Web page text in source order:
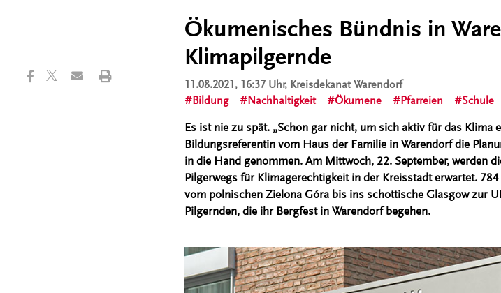
Ökumenisches Bündnis in
Klimapilgernde
11.08.2021, 16:37 Uhr, Kreisdekanat Warendorf
Bildung
Nachhaltigkeit Ökumene Pfarreien Schule
Es ist nie zu spät. „Schon gar nicht, um sich aktiv für das Klima
Bildungsreferentin vom Haus der Familie in Warendorf die
in die Hand genommen. Am Mittwoch, 22. September, werden
Pilgerwegs für Klimagerechtigkeit in der Kreisstadt erwartet.
vom polnischen Zielona Góra bis ins schottische Glasgow zur
Pilgernden, die ihr Bergfest in Warendorf begehen.